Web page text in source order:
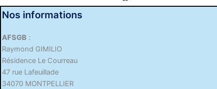
Nos informations
AFSGB :
Raymond GIMILIO
Résidence Le Courreau
47 rue Lafeuillade
34070 MONTPELLIER